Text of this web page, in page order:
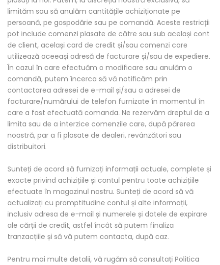
limităm sau să anulăm cantitățile achiziționate pe
persoană, pe gospodărie sau pe comandă. Aceste restricții
pot include comenzi plasate de către sau sub același cont
de client, același card de credit și/sau comenzi care
utilizează aceeași adresă de facturare și/sau de expediere.
În cazul în care efectuăm o modificare sau anulăm o
comandă, putem încerca să vă notificăm prin
contactarea adresei de e-mail și/sau a adresei de
facturare/numărului de telefon furnizate în momentul în
care a fost efectuată comanda. Ne rezervăm dreptul de a
limita sau de a interzice comenzile care, după părerea
noastră, par a fi plasate de dealeri, revânzători sau
distribuitori.
Sunteți de acord să furnizați informații actuale, complete și
exacte privind achizițiile și contul pentru toate achizițiile
efectuate în magazinul nostru. Sunteți de acord să vă
actualizați cu promptitudine contul și alte informații,
inclusiv adresa de e-mail și numerele și datele de expirare
ale cărții de credit, astfel încât să putem finaliza
tranzacțiile și să vă putem contacta, după caz.
Pentru mai multe detalii, vă rugăm să consultați Politica